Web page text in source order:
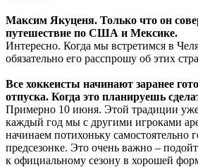
Максим Якуценя. Только что он
путешествие по США и Мексике.
Интересно. Когда мы встретимся в
обязательно его расспрошу об этих
Все хоккеисты начинают заранее
отпуска. Когда это планируешь
Примерно 10 июня. Этой традиции
каждый год мы с другими игроками
начинаем потихоньку самостоятельно
предсезонке. Это очень важно –
к официальному сезону в хорошей